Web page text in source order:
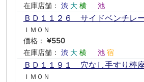
在庫店舗： 渋 大 横 池
ＢＤ１１２６ サイドベンチレ
ＩＭＯＮ
価格： ¥550
在庫店舗： 渋 大 横 池 宿
ＢＤ１１９１ 穴なし手すり棒
ＩＭＯＮ